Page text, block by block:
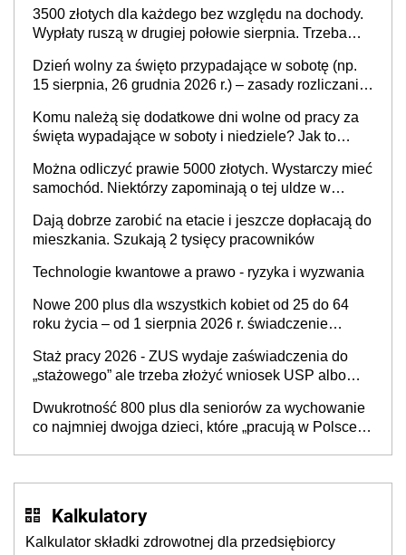
3500 złotych dla każdego bez względu na dochody.
Wypłaty ruszą w drugiej połowie sierpnia. Trzeba
Dzień wolny za święto przypadające w sobotę (np.
15 sierpnia, 26 grudnia 2026 r.) – zasady rozliczania
i administracja publiczna), najczęstsze pytania
Komu należą się dodatkowe dni wolne od pracy za
święta wypadające w soboty i niedziele? Jak to
Można odliczyć prawie 5000 złotych. Wystarczy mieć
samochód. Niektórzy zapominają o tej uldze w
Dają dobrze zarobić na etacie i jeszcze dopłacają do
mieszkania. Szukają 2 tysięcy pracowników
Technologie kwantowe a prawo - ryzyka i wyzwania
Nowe 200 plus dla wszystkich kobiet od 25 do 64
roku życia – od 1 sierpnia 2026 r. świadczenie
Staż pracy 2026 - ZUS wydaje zaświadczenia do
„stażowego” ale trzeba złożyć wniosek USP albo
zaświadczenie z ZUS?
Dwukrotność 800 plus dla seniorów za wychowanie
co najmniej dwojga dzieci, które „pracują w Polsce i
Kalkulatory
Kalkulator składki zdrowotnej dla przedsiębiorcy